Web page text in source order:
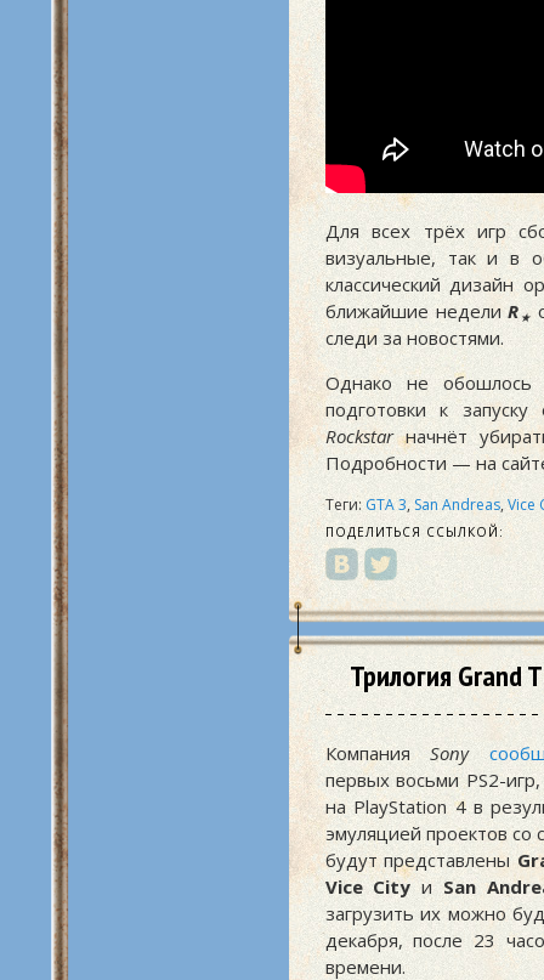
Для всех трёх игр
визуальные, так и в
классический дизайн
ближайшие неделиR ★
следи за новостями.
Однако не
подготовки к
Rockstarначнёт
Подробности — на
Теги: GTA 3,San Andreas,Vice
ПОДЕЛИТЬСЯ ССЫЛКОЙ:
Трилогия Grand
КомпанияSony
первых восьми PS2-
на PlayStation 4 в
эмуляцией проектов со
будут представлены
Vice Cityи San
загрузить их можно
декабря, после 23
времени.